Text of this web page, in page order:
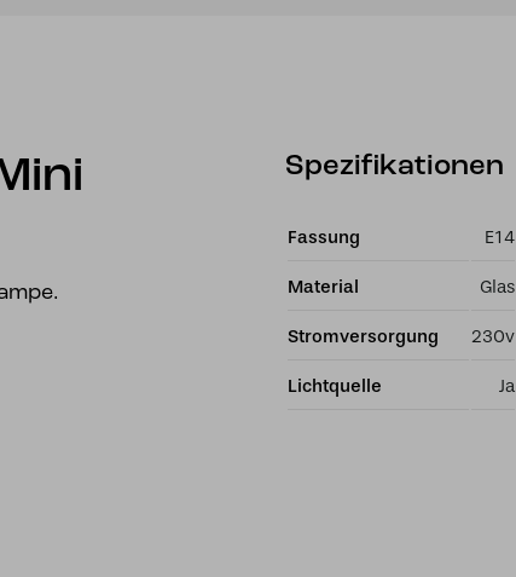
Spezifikationen
Fassung E14
Material Glas
Stromversorgung 230v
Lichtquelle Ja